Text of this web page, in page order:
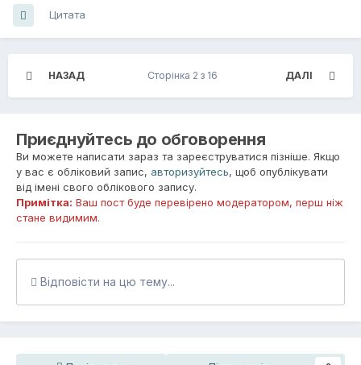
Цитата
НАЗАД ДАЛІ
Сторінка 2 з 16
Приєднуйтесь до обговорення
Ви можете написати зараз та зареєструватися пізніше. Якщо
у вас є обліковий запис, авторизуйтесь, щоб опублікувати
від імені свого облікового запису.
Примітка: Ваш пост буде перевірено модератором, перш ніж
стане видимим.
Відповісти на цю тему...